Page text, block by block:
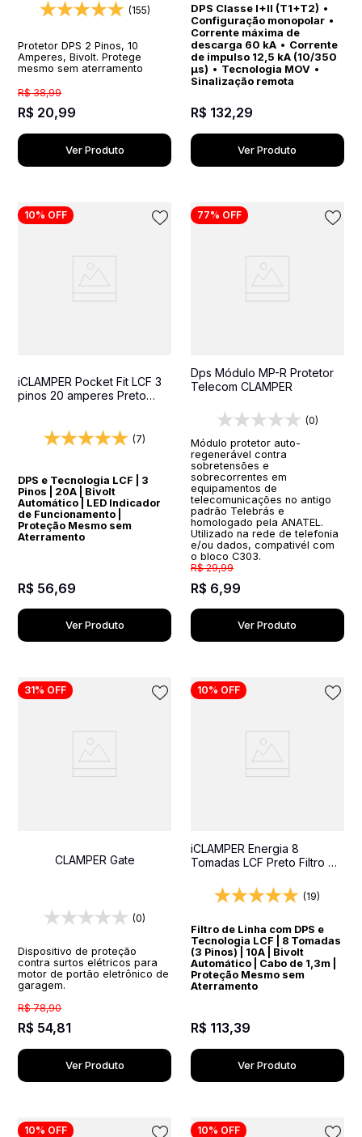
(155)
Protetor DPS 2 Pinos, 10
Amperes, Bivolt. Protege
mesmo sem aterramento
R$ 38,99
R$ 20,99
Ver Produto
DPS Classe I+II (T1+T2) •
Configuração monopolar•
Corrente máxima de
descarga 60 kA• Corrente
de impulso 12,5 kA (10/350
µs) • Tecnologia MOV•
Sinalização remota
R$ 132,29
Ver Produto
10% OFF
iCLAMPER Pocket Fit LCF 3
pinos 20 amperes Preto
(7)
DPS e Tecnologia LCF | 3
Pinos | 20A | Bivolt
Automático | LED Indicador
de Funcionamento |
Proteção Mesmo sem
Aterramento
R$ 56,69
Ver Produto
77% OFF
Dps Módulo MP-R Protetor
Telecom CLAMPER
(0)
Módulo protetor auto-
regenerável contra
sobretensões e
sobrecorrentes em
equipamentos de
telecomunicações no antigo
padrão Telebrás e
homologado pela ANATEL.
Utilizado na rede de telefonia
e/ou dados, compativél com
o bloco C303.
R$ 29,99
R$ 6,99
Ver Produto
31% OFF
CLAMPER Gate
(0)
Dispositivo de proteção
contra surtos elétricos para
motor de portão eletrônico de
garagem.
R$ 78,90
R$ 54,81
Ver Produto
10% OFF
iCLAMPER Energia 8
Tomadas LCF Preto Filtro de
DPS Bivolt
(19)
Filtro de Linha com DPS e
Tecnologia LCF | 8 Tomadas
(3 Pinos) | 10A | Bivolt
Automático | Cabo de 1,3m |
Proteção Mesmo sem
Aterramento
R$ 113,39
Ver Produto
10% OFF 10% OFF